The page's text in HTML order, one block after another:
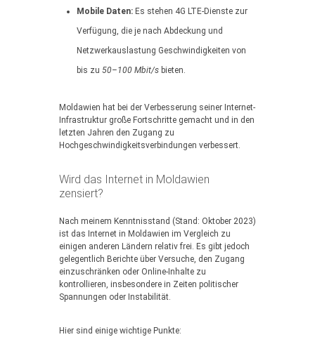
Mobile Daten: Es stehen 4G LTE-Dienste zur
Verfügung, die je nach Abdeckung und
Netzwerkauslastung Geschwindigkeiten von
bis zu 50–100 Mbit/s bieten.
Moldawien hat bei der Verbesserung seiner Internet-
Infrastruktur große Fortschritte gemacht und in den
letzten Jahren den Zugang zu
Hochgeschwindigkeitsverbindungen verbessert.
Wird das Internet in Moldawien
zensiert?
Nach meinem Kenntnisstand (Stand: Oktober 2023)
ist das Internet in Moldawien im Vergleich zu
einigen anderen Ländern relativ frei. Es gibt jedoch
gelegentlich Berichte über Versuche, den Zugang
einzuschränken oder Online-Inhalte zu
kontrollieren, insbesondere in Zeiten politischer
Spannungen oder Instabilität.
Hier sind einige wichtige Punkte: